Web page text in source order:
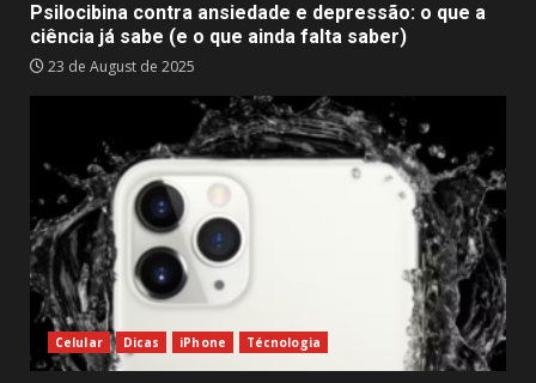
Psilocibina contra ansiedade e depressão: o que a
ciência já sabe (e o que ainda falta saber)
23 de August de 2025
Celular Dicas iPhone Técnologia